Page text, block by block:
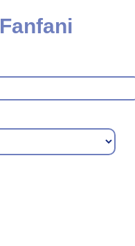
Fanfani